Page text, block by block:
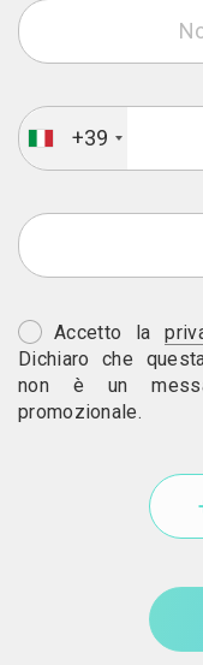
+39
Accetto la
Dichiaro che
non è un
promozionale.